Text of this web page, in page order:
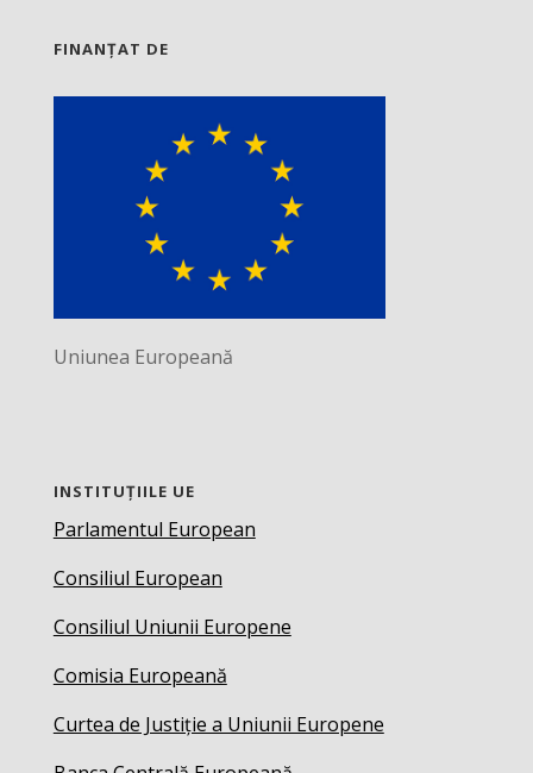
FINANȚAT DE
Uniunea Europeană
INSTITUȚIILE UE
Parlamentul European
Consiliul European
Consiliul Uniunii Europene
Comisia Europeană
Curtea de Justiție a Uniunii Europene